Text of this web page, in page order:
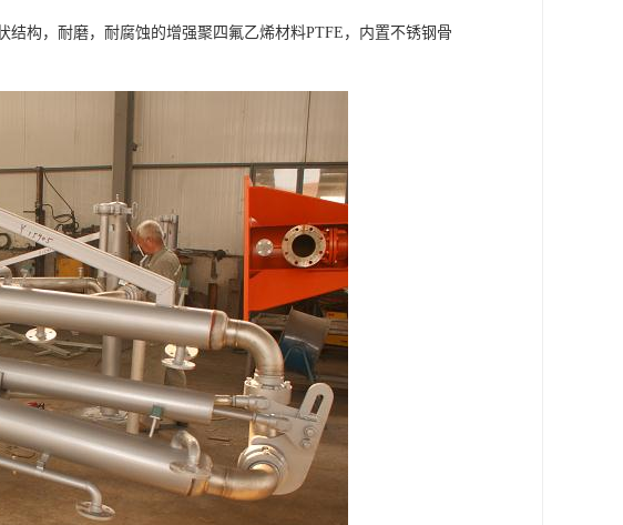
构，耐磨，耐腐蚀的增强聚四氟乙烯材料PTFE，内置不锈钢骨